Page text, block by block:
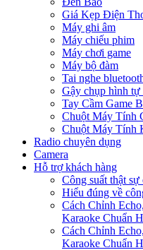
Giá Kẹp Điện
Máy ghi âm
Máy chiếu phim
Máy chơi game
Máy bộ đàm
Tai nghe
Gậy chụp hình tự
Tay Cầm Game
Chuột Máy Tính
Chuột Máy Tính
Radio chuyên dụng
Camera
Hỗ trợ khách hàng
Công suất thật
Hiểu đúng về
Cách Chỉnh
Karaoke Chuẩn
Cách Chỉnh
Karaoke Chuẩn